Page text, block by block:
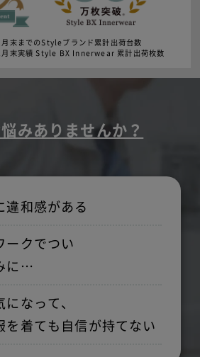
末までのStyleブランド累計出荷台数
末実績 Style BX Innerwear 累計出荷枚数
みありませんか？
違和感がある
ークでつい
に…
になって、
を着ても自信が持てない